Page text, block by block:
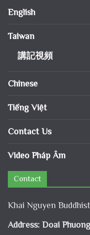
English
Taiwan
講記視頻
Chinese
Tiếng Việt
Contact Us
Video Pháp Âm
Contact
Khai Nguyen
Address: Doai